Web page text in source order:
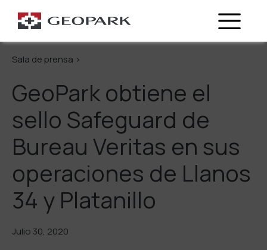
Regresa
Sala de prensa >
GeoPark obtiene el
sello Safeguard de
Bureau Veritas en sus
operaciones de Llanos
34 y Platanillo
Julio 30, 2020